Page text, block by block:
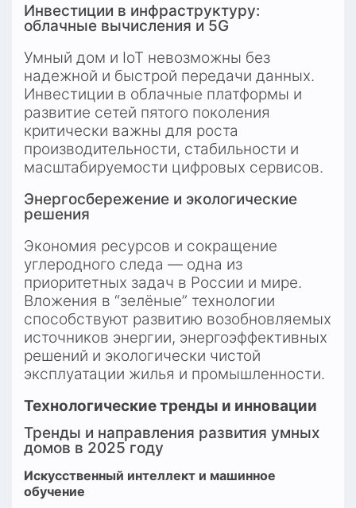
Инвестиции в инфраструктуру:
облачные вычисления и 5G
Умный дом и IoT невозможны без
надежной и быстрой передачи данных.
Инвестиции в облачные платформы и
развитие сетей пятого поколения
критически важны для роста
производительности, стабильности и
масштабируемости цифровых сервисов.
Энергосбережение и экологические
решения
Экономия ресурсов и сокращение
углеродного следа — одна из
приоритетных задач в России и мире.
Вложения в “зелёные” технологии
способствуют развитию возобновляемых
источников энергии, энергоэффективных
решений и экологически чистой
эксплуатации жилья и промышленности.
Технологические тренды и инновации
Тренды и направления развития умных
домов в 2025 году
Искусственный интеллект и машинное
обучение